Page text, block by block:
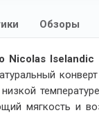
Обзоры
Nicolas Iselandic
низкой
мягкость и